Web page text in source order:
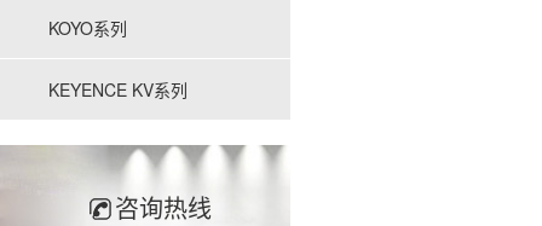
KOYO系列
KEYENCE KV系列
咨询热线